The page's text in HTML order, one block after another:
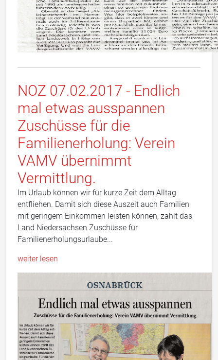
NOZ 07.02.2017 - Endlich
mal etwas ausspannen
Zuschüsse für die
Familienerholung: Verein
VAMV übernimmt
Vermittlung.
Im Urlaub können wir für kurze Zeit dem Alltag
entfliehen. Damit sich diese Auszeit auch Familien
mit geringem Einkommen leisten können, zahlt das
Land Niedersachsen Zuschüsse für
Familienerholungsurlaube...
weiter lesen